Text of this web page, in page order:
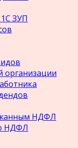
ЗУП
организации
НДФЛ
НДФЛ